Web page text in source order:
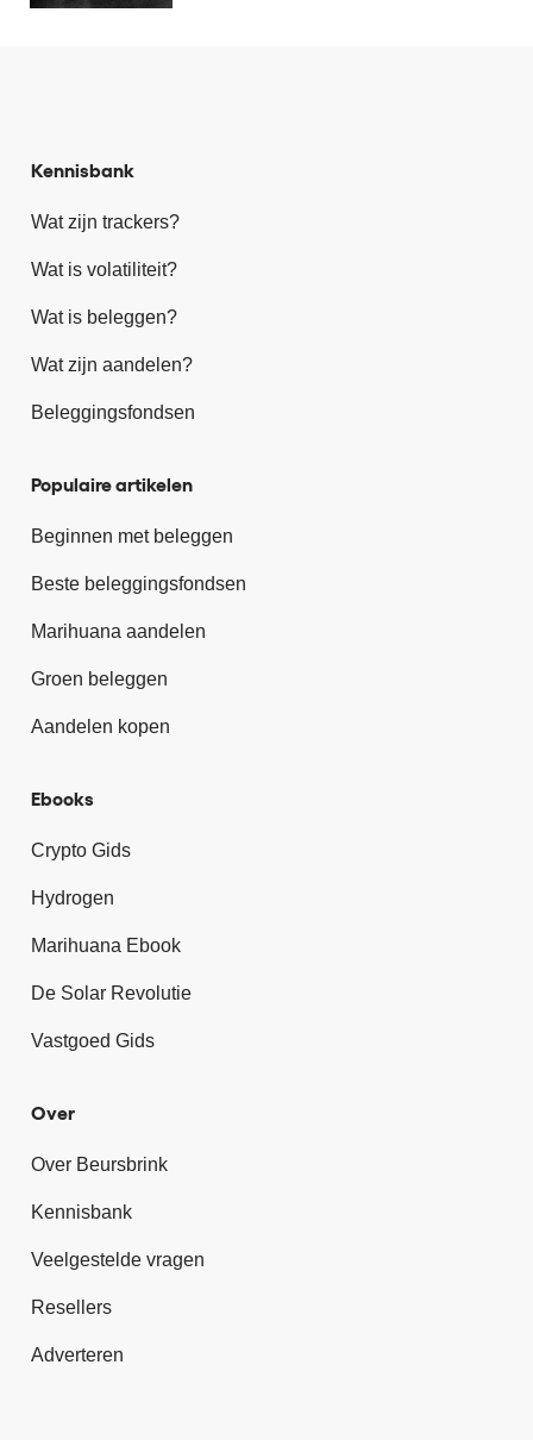
Kennisbank
Wat zijn trackers?
Wat is volatiliteit?
Wat is beleggen?
Wat zijn aandelen?
Beleggingsfondsen
Populaire artikelen
Beginnen met beleggen
Beste beleggingsfondsen
Marihuana aandelen
Groen beleggen
Aandelen kopen
Ebooks
Crypto Gids
Hydrogen
Marihuana Ebook
De Solar Revolutie
Vastgoed Gids
Over
Over Beursbrink
Kennisbank
Veelgestelde vragen
Resellers
Adverteren